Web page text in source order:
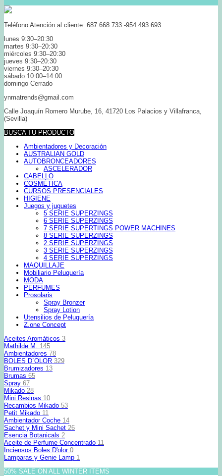
Teléfono Atención al cliente: 687 668 733 -954 493 693
lunes 9:30–20:30
martes 9:30–20:30
miércoles 9:30–20:30
jueves 9:30–20:30
viernes 9:30–20:30
sábado 10:00–14:00
domingo Cerrado
ynmatrends@gmail.com
Calle Joaquín Romero Murube, 16, 41720 Los Palacios y Villafranca,
(Sevilla)
BUSCA TU PRODUCTO
Ambientadores y Decoración
AUSTRALIAN GOLD
AUTOBRONCEADORES
ASCELERADOR
CABELLO
COSMÉTICA
CURSOS PRESENCIALES
HIGIENE
Juegos y juguetes
5 SERIE SUPERZINGS
6 SERIE SUPERZINGS
7 SERIE SUPERTINGS POWER MACHINES
8 SERIE SUPERZINGS
2 SERIE SUPERZINGS
3 SERIE SUPERZINGS
4 SERIE SUPERZINGS
MAQUILLAJE
Mobiliario Peluquería
MODA
PERFUMES
Prosolaris
Spray Bronzer
Spray Lotion
Utensilios de Peluquería
Z.one Concept
Aceites Aromáticos 3
Mathilde M. 145
Ambientadores 78
BOLES D`OLOR 329
Brumizadores 13
Brumas 65
Spray 67
Mikado 28
Mini Resinas 10
Recambios Mikado 53
Petit Mikado 11
Ambientador Coche 14
Sachet y Mini Sachet 26
Esencia Botanicals 2
Aceite de Perfume Concentrado 11
Inciensos Boles D'olor 0
Lamparas y Genie Lamp 1
50% SALE ON ALL WINTER ITEMS